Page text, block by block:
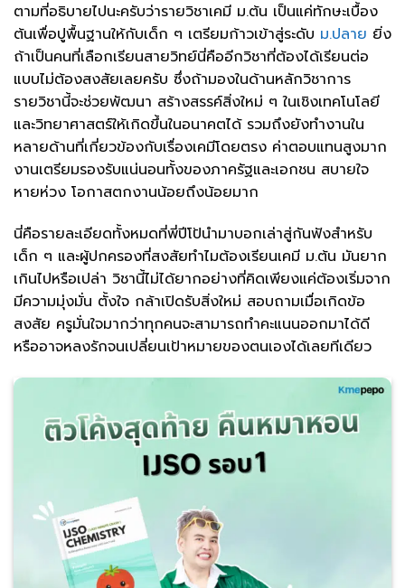
ตามที่อธิบายไปนะครับว่ารายวิชาเคมี ม.ต้น เป็นแค่ทักษะเบื้อง
ต้นเพื่อปูพื้นฐานให้กับเด็ก ๆ เตรียมก้าวเข้าสู่ระดับ ม.ปลาย ยิ่ง
ถ้าเป็นคนที่เลือกเรียนสายวิทย์นี่คืออีกวิชาที่ต้องได้เรียนต่อ
แบบไม่ต้องสงสัยเลยครับ ซึ่งถ้ามองในด้านหลักวิชาการ
รายวิชานี้จะช่วยพัฒนา สร้างสรรค์สิ่งใหม่ ๆ ในเชิงเทคโนโลยี
และวิทยาศาสตร์ให้เกิดขึ้นในอนาคตได้ รวมถึงยังทำงานใน
หลายด้านที่เกี่ยวข้องกับเรื่องเคมีโดยตรง ค่าตอบแทนสูงมาก
งานเตรียมรองรับแน่นอนทั้งของภาครัฐและเอกชน สบายใจ
หายห่วง โอกาสตกงานน้อยถึงน้อยมาก
นี่คือรายละเอียดทั้งหมดที่พี่ปีโป้นำมาบอกเล่าสู่กันฟังสำหรับ
เด็ก ๆ และผู้ปกครองที่สงสัยทำไมต้องเรียนเคมี ม.ต้น มันยาก
เกินไปหรือเปล่า วิชานี้ไม่ได้ยากอย่างที่คิดเพียงแค่ต้องเริ่มจาก
มีความมุ่งมั่น ตั้งใจ กล้าเปิดรับสิ่งใหม่ สอบถามเมื่อเกิดข้อ
สงสัย ครูมั่นใจมากว่าทุกคนจะสามารถทำคะแนนออกมาได้ดี
หรืออาจหลงรักจนเปลี่ยนเป้าหมายของตนเองได้เลยทีเดียว